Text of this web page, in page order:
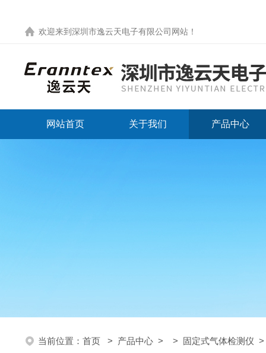
欢迎来到 深圳市逸云天电子有限公司网站 ！
网站首页 关于我们 产品中心
当前位置： 首页 > 产品中心 > > 固定式气体检测仪 >